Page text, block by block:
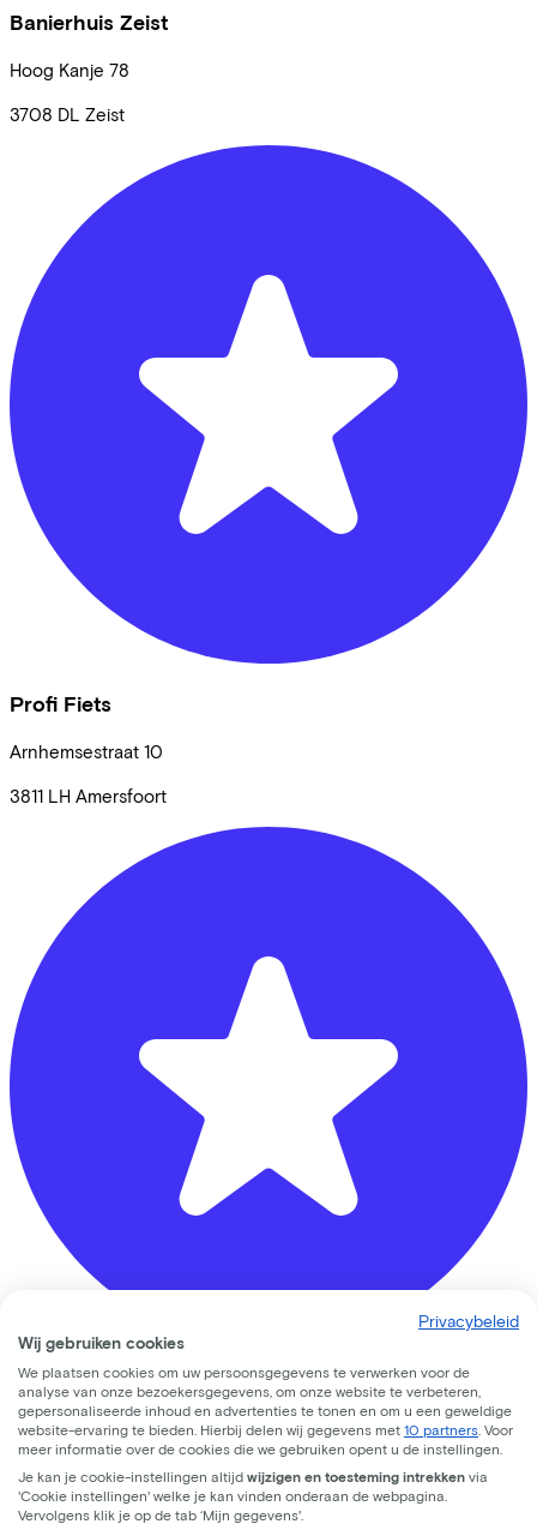
Banierhuis Zeist
Hoog Kanje 78
3708 DL Zeist
Profi Fiets
Arnhemsestraat 10
3811 LH Amersfoort
Bike Totaal Mastwijk
Oude Brandenburgerweg 4
3721 DX Bilthoven
Privacybeleid
Wij gebruiken cookies
We plaatsen cookies om uw persoonsgegevens te verwerken voor de
analyse van onze bezoekersgegevens, om onze website te verbeteren,
gepersonaliseerde inhoud en advertenties te tonen en om u een geweldige
website-ervaring te bieden. Hierbij delen wij gegevens met 10 partners . Voor
meer informatie over de cookies die we gebruiken opent u de instellingen.
Je kan je cookie-instellingen altijd wijzigen en toesteming intrekken via
'Cookie instellingen' welke je kan vinden onderaan de webpagina.
Vervolgens klik je op de tab ‘Mijn gegevens'.